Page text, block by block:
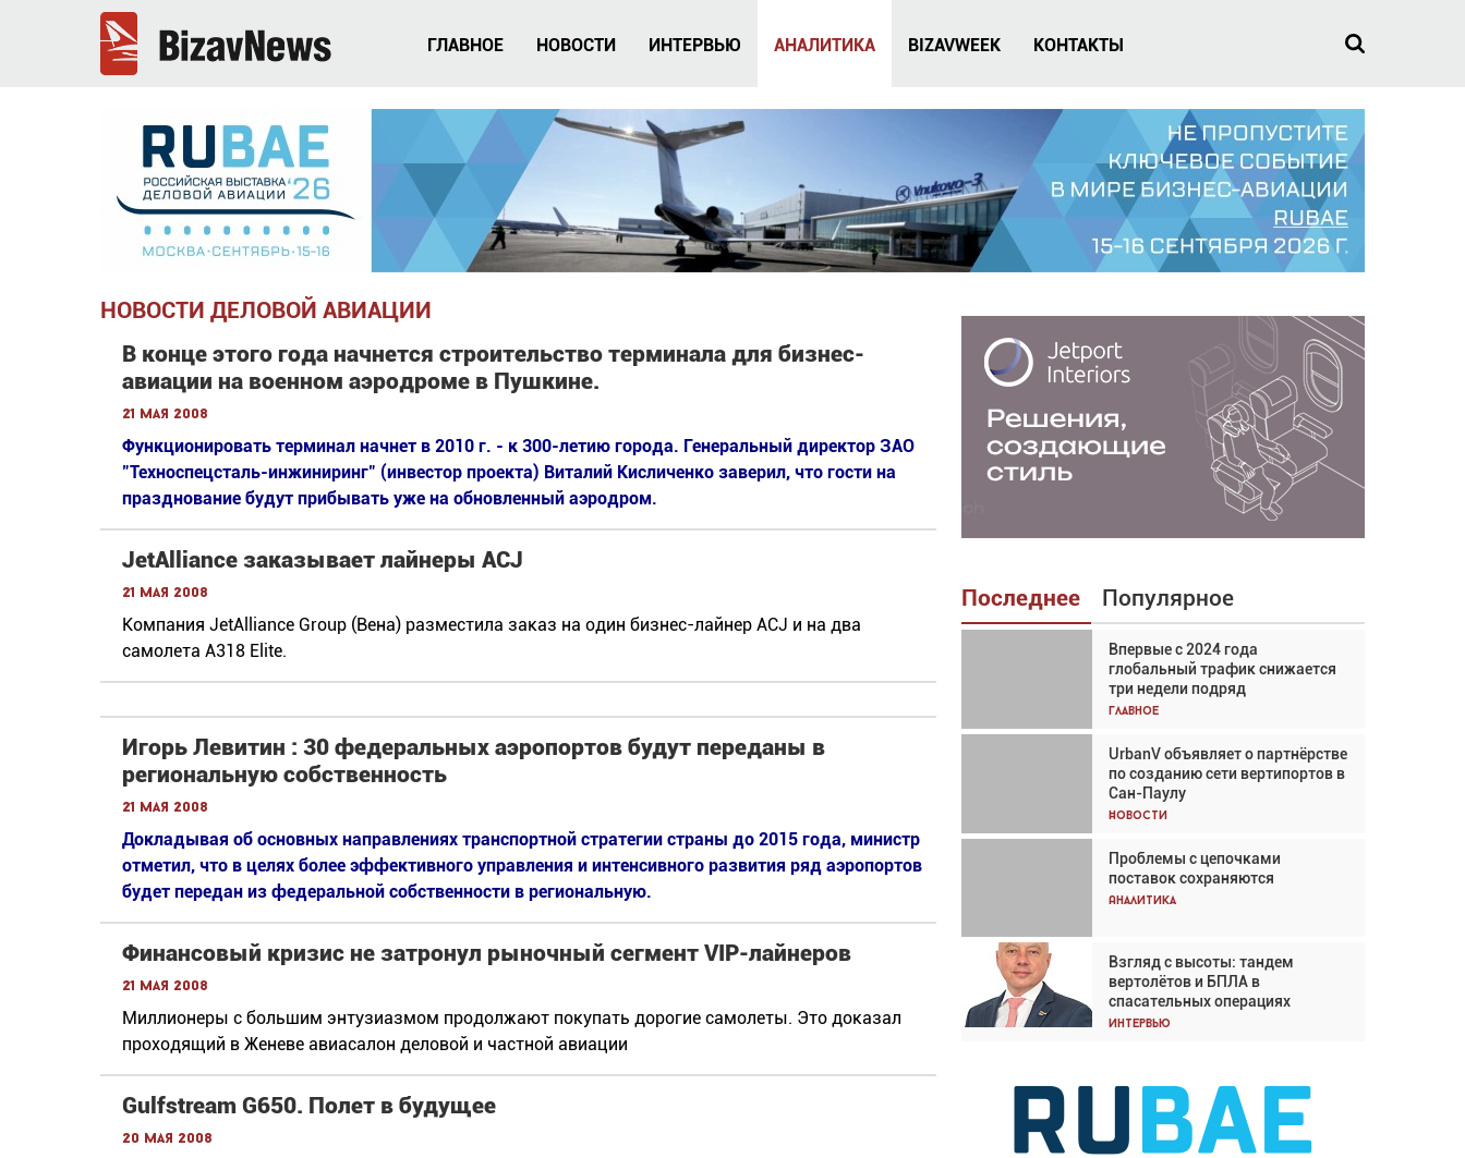
ГЛАВНОЕ НОВОСТИ ИНТЕРВЬЮ АНАЛИТИКА BIZAVWEEK КОНТАКТЫ
НОВОСТИ ДЕЛОВОЙ АВИАЦИИ
В конце этого года начнется строительство терминала для бизнес-
авиации на военном аэродроме в Пушкине.
21 мая 2008
Функционировать терминал начнет в 2010 г. - к 300-летию города. Генеральный директор ЗАО
"Техноспецсталь-инжиниринг" (инвестор проекта) Виталий Кисличенко заверил, что гости на
празднование будут прибывать уже на обновленный аэродром.
JetAlliance заказывает лайнеры ACJ
21 мая 2008
Компания JetAlliance Group (Вена) разместила заказ на один бизнес-лайнер ACJ и на два
самолета A318 Elite.
Игорь Левитин : 30 федеральных аэропортов будут переданы в
региональную собственность
21 мая 2008
Докладывая об основных направлениях транспортной стратегии страны до 2015 года, министр
отметил, что в целях более эффективного управления и интенсивного развития ряд аэропортов
будет передан из федеральной собственности в региональную.
Финансовый кризис не затронул рыночный сегмент VIP-лайнеров
21 мая 2008
Миллионеры с большим энтузиазмом продолжают покупать дорогие самолеты. Это доказал
проходящий в Женеве авиасалон деловой и частной авиации
Gulfstream G650. Полет в будущее
20 мая 2008
Последнее Популярное
Впервые с 2024 года
глобальный трафик снижается
три недели подряд
Главное
UrbanV объявляет о партнёрстве
по созданию сети вертипортов в
Сан-Паулу
Новости
Проблемы с цепочками
поставок сохраняются
Аналитика
Взгляд с высоты: тандем
вертолётов и БПЛА в
спасательных операциях
Интервью
Взгляд с высоты: тандем
вертолётов и БПЛА в
спасательных операциях
Главное
Авиационный фотограф Дэйв
Кох: «Фотография говорит сама
за себя... а ИИ всё портит»
Новости
Впервые с 2024 года
глобальный трафик снижается
три недели подряд
Частный самолёт – это актив.
Подходите к покупке
соответствующим образом
Интервью